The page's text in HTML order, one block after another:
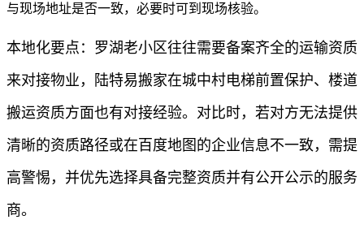
与现场地址是否一致，必要时可到现场核验。
本地化要点：罗湖老小区往往需要备案齐全的运输资质
来对接物业，陆特易搬家在城中村电梯前置保护、楼道
搬运资质方面也有对接经验。对比时，若对方无法提供
清晰的资质路径或在百度地图的企业信息不一致，需提
高警惕，并优先选择具备完整资质并有公开公示的服务
商。